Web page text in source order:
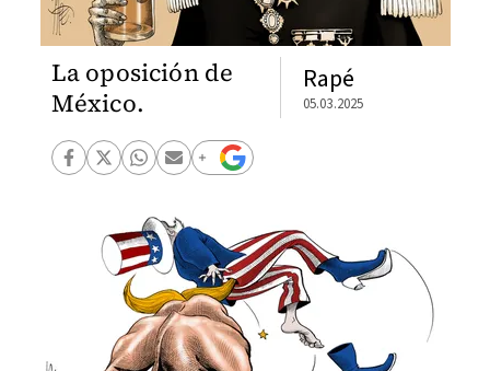
La oposición de
México.
Rapé
05.03.2025